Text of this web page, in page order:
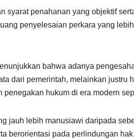
syarat penahanan yang objektif
penyelesaian perkara yang
bahwa adanya
dari pemerintah, melainkan justru
hukum di era modern
jauh lebih manusiawi daripada
berorientasi pada perlindungan